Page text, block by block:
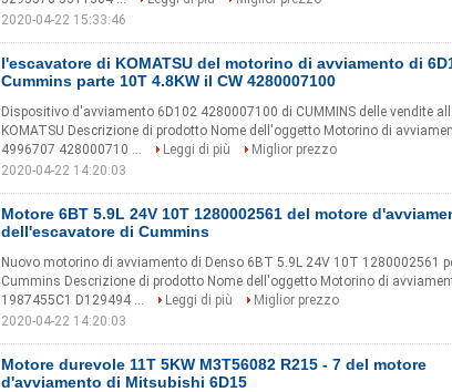
2020-04-22 15:33:46
l'escavatore di KOMATSU del motorino di avviamento di
Cummins parte 10T 4.8KW il CW 4280007100
Dispositivo d'avviamento 6D102 4280007100 di CUMMINS delle vendite
KOMATSU Descrizione di prodotto Nome dell'oggetto Motorino di
4996707 428000710 ...
Leggi di più
Miglior prezzo
2020-04-22 14:20:03
Motore 6BT 5.9L 24V 10T 1280002561 del motore
dell'escavatore di Cummins
Nuovo motorino di avviamento di Denso 6BT 5.9L 24V 10T 1280002561
Cummins Descrizione di prodotto Nome dell'oggetto Motorino di
1987455C1 D129494 ...
Leggi di più
Miglior prezzo
2020-04-22 14:20:03
Motore durevole 11T 5KW M3T56082 R215 - 7 del motore
d'avviamento di Mitsubishi 6D15